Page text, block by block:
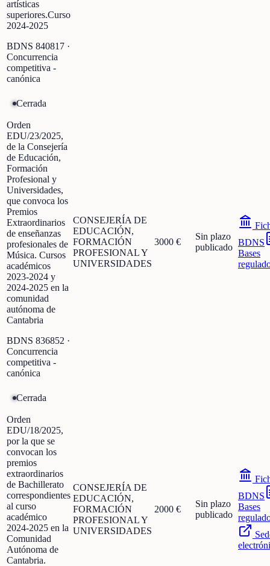
artísticas
superiores.Curso
2024-2025
BDNS 840817 ·
Concurrencia
competitiva -
canónica
Cerrada
Orden
EDU/23/2025,
de la Consejería
de Educación,
Formación
Profesional y
Universidades,
que convoca los
Premios
Extraordinarios
de enseñanzas
profesionales de
Música. Cursos
académicos
2023-2024 y
2024-2025 en la
comunidad
autónoma de
Cantabria
BDNS 836852 ·
Concurrencia
competitiva -
canónica
CONSEJERÍA DE
EDUCACIÓN,
FORMACIÓN
PROFESIONAL Y
UNIVERSIDADES
3000 €
Sin plazo
publicado BDNS
Bases
Cerrada
Orden
EDU/18/2025,
por la que se
convocan los
premios
extraordinarios
de Bachillerato
correspondientes
al curso
académico
2024-2025 en la
Comunidad
Autónoma de
Cantabria.
CONSEJERÍA DE
EDUCACIÓN,
FORMACIÓN
PROFESIONAL Y
UNIVERSIDADES
2000 €
Sin plazo
publicado
BDNS
Bases